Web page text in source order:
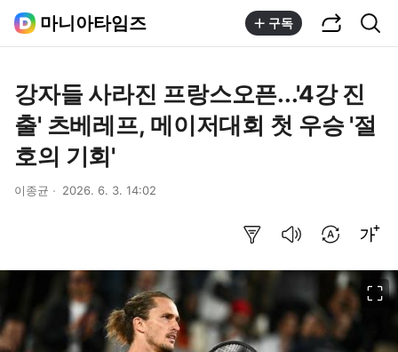
마니아타임즈 구독
강자들 사라진 프랑스오픈...'4강 진
출' 츠베레프, 메이저대회 첫 우승 '절
호의 기회'
이종균 2026. 6. 3. 14:02